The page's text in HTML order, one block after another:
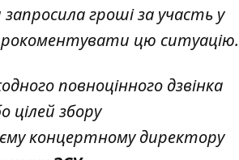
гроші за участь у
цю ситуацію.
повноцінного дзвінка
цілей збору
концертному директору